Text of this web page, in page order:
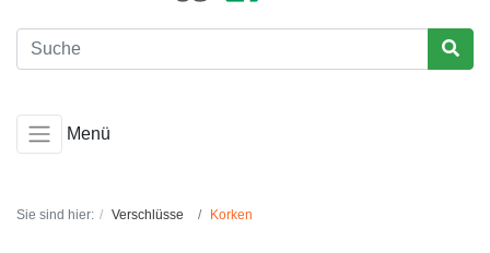
Menü
Sie sind hier: Verschlüsse Korken